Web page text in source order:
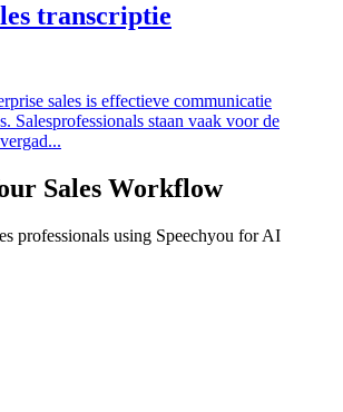
transcriptie
sales is effectieve communicatie
Salesprofessionals staan vaak voor de
...
Sales Workflow
professionals using Speechyou for AI